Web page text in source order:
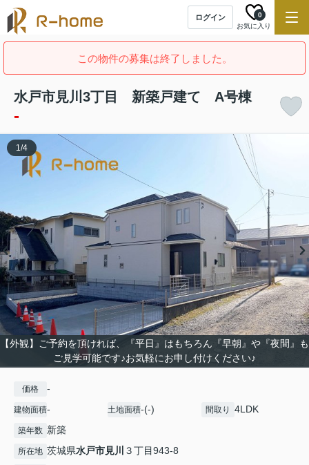
ログイン
お気に入り
0
この物件の募集は終了しました。
水戸市見川3丁目 新築戸建て A号棟
-
【外観】ご予約を頂ければ、『平日』はもちろん『早朝』や『夜間』も
ご見学可能です♪お気軽にお申し付けください♪
1/4
価格 -
建物面積- 土地面積-(-) 間取り 4LDK
築年数 新築
所在地 茨城県水戸市見川 ３丁目943-8